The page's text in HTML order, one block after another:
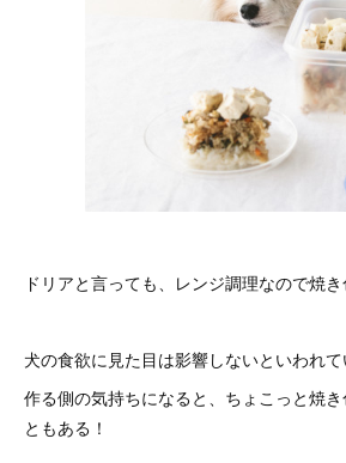
ドリアと言っても、レンジ調理なので焼き
犬の食欲に見た目は影響しないといわれて
作る側の気持ちになると、ちょこっと焼
ともある！